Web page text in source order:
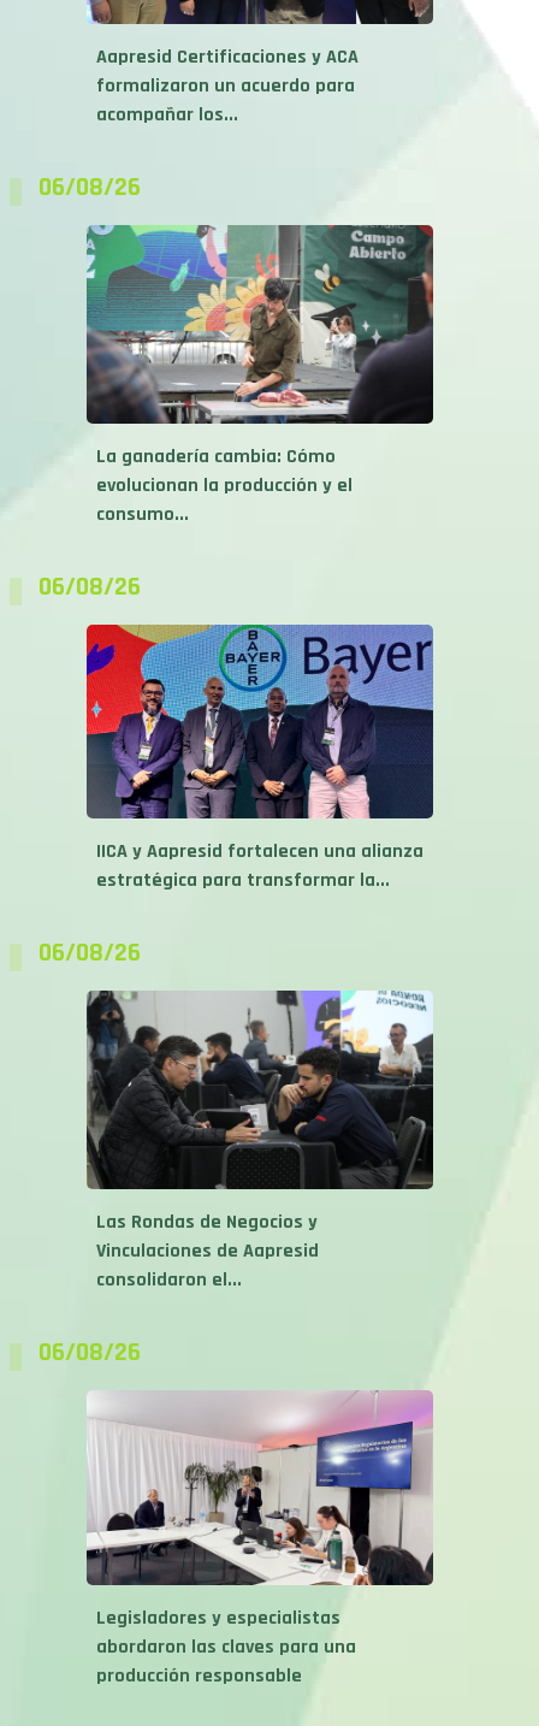
Aapresid Certificaciones y ACA
formalizaron un acuerdo para
acompañar los...
06/08/26
La ganadería cambia: Cómo
evolucionan la producción y el
consumo...
06/08/26
IICA y Aapresid fortalecen una alianza
estratégica para transformar la...
06/08/26
Las Rondas de Negocios y
Vinculaciones de Aapresid
consolidaron el...
06/08/26
Legisladores y especialistas
abordaron las claves para una
producción responsable